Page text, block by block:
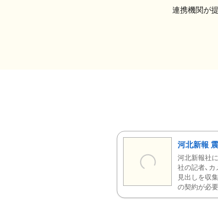
連携機関が
河北新報
河北新報社
社の記者、
見出しを収
の契約が必要